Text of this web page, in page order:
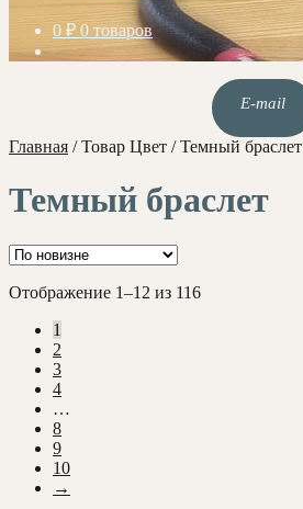
0 ₽ 0 товаров
E-mail
Главная /Товар Цвет /Темный браслет
Темный браслет
Отображение 1–12 из 116Сортировка:
1
2
3
4
…
8
9
10
→